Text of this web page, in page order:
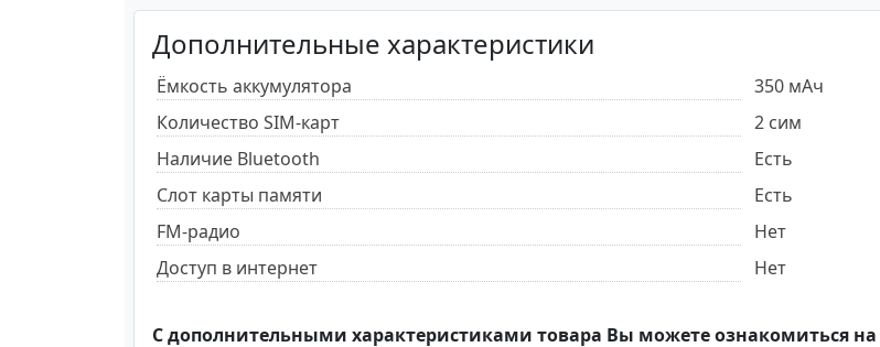
Дополнительные характеристики
Ёмкость аккумулятора
350 мАч
Количество SIM-карт
2 сим
Наличие Bluetooth
Есть
Слот карты памяти
Есть
FM-радио
Нет
Доступ в интернет
Нет
С дополнительными характеристиками товара Вы можете ознакомиться на